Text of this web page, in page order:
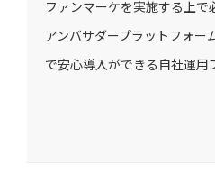
ファンマーケを実施する上で
アンバサダープラットフォー
で安心導入ができる自社運用